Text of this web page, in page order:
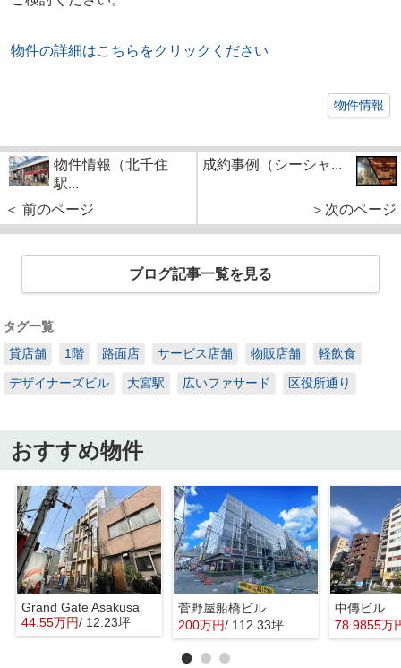
物件の詳細はこちらをクリックください
物件情報
物件情報（北千住
駅...
＜ 前のページ
成約事例（シーシャ...
＞次のページ
ブログ記事一覧を見る
タグ一覧
貸店舗
1階 路面店 サービス店舗 物販店舗 軽飲食
デザイナーズビル 大宮駅 広いファサード 区役所通り
おすすめ物件
Grand Gate Asakusa
44.55万円/ 12.23坪
菅野屋船橋ビル
200万円/ 112.33坪
中傳ビル
78.9855万